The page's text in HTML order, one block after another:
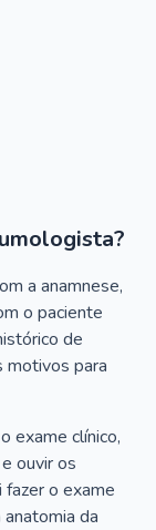
a anamnese,
o paciente
de
motivos para
exame clínico,
ouvir os
o exame
da